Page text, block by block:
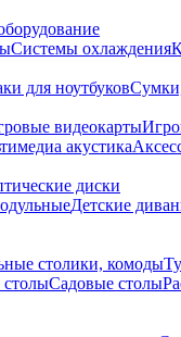
Системы охлаждения
для ноутбуков
видеокарты
акустика
диски
Детские
столики, комоды
Садовые столы